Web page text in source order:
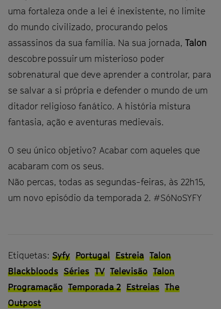
uma fortaleza onde a lei é inexistente, no limite
do mundo civilizado, procurando pelos
assassinos da sua família. Na sua jornada, Talon
descobre possuir um misterioso poder
sobrenatural que deve aprender a controlar, para
se salvar a si própria e defender o mundo de um
ditador religioso fanático. A história mistura
fantasia, ação e aventuras medievais.
O seu único objetivo? Acabar com aqueles que
acabaram com os seus.
Não percas, todas as segundas-feiras, às 22h15,
um novo episódio da temporada 2. #SóNoSYFY
Etiquetas: Syfy Portugal Estreia Talon
Blackbloods Séries TV Televisão Talon
Programação Temporada 2 Estreias The
Outpost